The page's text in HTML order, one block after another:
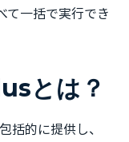
て一括で実行でき
とは？
的に提供し、